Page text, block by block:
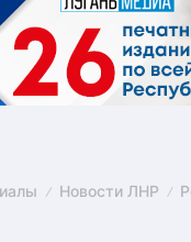
Новости ЛНР